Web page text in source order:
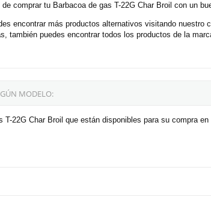
comprar tu Barbacoa de gas T-22G Char Broil con un
encontrar más productos alternativos visitando nuestro
también puedes encontrar todos los productos de la
MODELO:
22G Char Broil que están disponibles para su compra